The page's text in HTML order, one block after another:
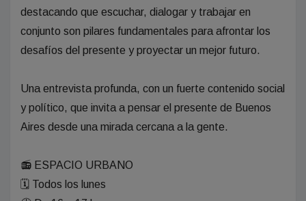
destacando que escuchar, dialogar y trabajar en
conjunto son pilares fundamentales para afrontar los
desafíos del presente y proyectar un mejor futuro.
Una entrevista profunda, con un fuerte contenido social
y político, que invita a pensar el presente de Buenos
Aires desde una mirada cercana a la gente.
📻 ESPACIO URBANO
🗓️ Todos los lunes